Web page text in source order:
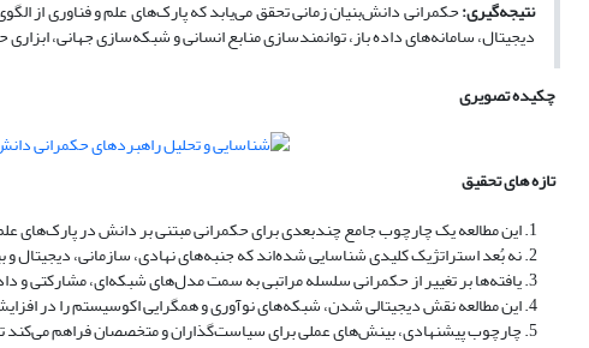
نتیجه‌گیری:حکمرانی دانش‌بنیان زمانی تحقق می‌یابد که پارک‌های علم و فناوری
دیجیتال، سامانه‌های داده باز، توانمندسازی منابع انسانی و شبکه‌سازی جهانی،
چکیده تصویری
تازه های تحقیق
این مطالعه یک چارچوب جامع چندبعدی برای حکمرانی مبتنی بر دانش در پارک‌های
نه بُعد استراتژیک کلیدی شناسایی شده‌اند که جنبه‌های نهادی، سازمانی، دیجیتال و
یافته‌ها بر تغییر از حکمرانی سلسله مراتبی به سمت مدل‌های شبکه‌ای، مشارکتی و
این مطالعه نقش دیجیتالی شدن، شبکه‌های نوآوری و همگرایی اکوسیستم را در
چارچوب پیشنهادی، بینش‌های عملی برای سیاست‌گذاران و متخصصان فراهم می‌کند